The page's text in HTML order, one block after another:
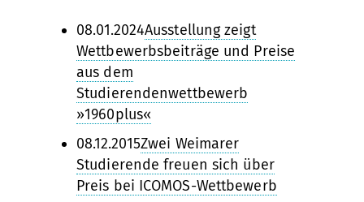
08.01.2024Ausstellung zeigt
Wettbewerbsbeiträge und Preise
aus dem
Studierendenwettbewerb
»1960plus«
08.12.2015Zwei Weimarer
Studierende freuen sich über
Preis bei ICOMOS-Wettbewerb